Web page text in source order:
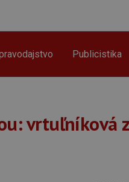
Publicistika
vrtuľníková